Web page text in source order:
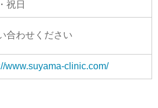
祝日
合わせください
www.suyama-clinic.com/